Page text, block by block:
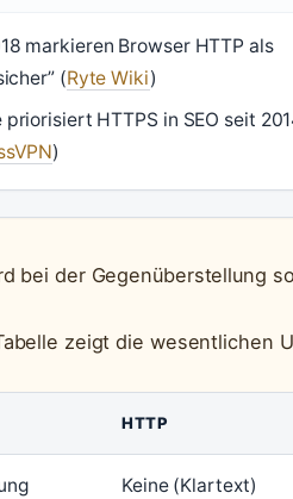
markieren Browser HTTP als
(Ryte Wiki)
priorisiert HTTPS in SEO seit
)
bei der Gegenüberstellung
zeigt die wesentlichen
HTTP
Keine (Klartext)